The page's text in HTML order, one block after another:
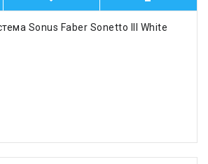
Sonus Faber Sonetto III White